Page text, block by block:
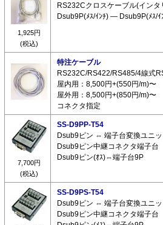
1,925円
(税込)
RS232Cクロスケーブル(イン
Dsub9P(ﾒｽ/ｲﾝﾁ) ― Dsub9P(ﾒｽ/ｲ
特注ケーブル
RS232C/RS422/RS485/4線式
屋内用：8,500円+(550円/m)〜
屋外用：8,500円+(850円/m)〜
コネクタ指定
7,700円
(税込)
SS-D9PP-T54
Dsub9ピン ⇔ 端子台変換ユニッ
Dsub9ピン中継コネクタ端子台
Dsub9ピン(ｵｽ)⇔端子台9P
SS-D9PS-T54
Dsub9ピン ⇔ 端子台変換ユニッ
Dsub9ピン中継コネクタ端子台